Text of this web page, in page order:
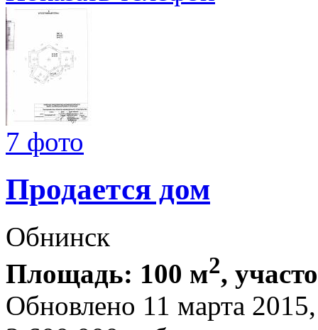
7 фото
Продается дом
Обнинск
Площадь: 100 м2,
Обновлено 11 марта